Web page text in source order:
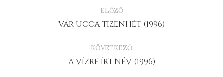
NAVIGATION
ELŐZŐ
Previous
VÁR UCCA TIZENHÉT (1996)
KÖVETKEZŐ
Next
A VÍZRE ÍRT NÉV (1996)